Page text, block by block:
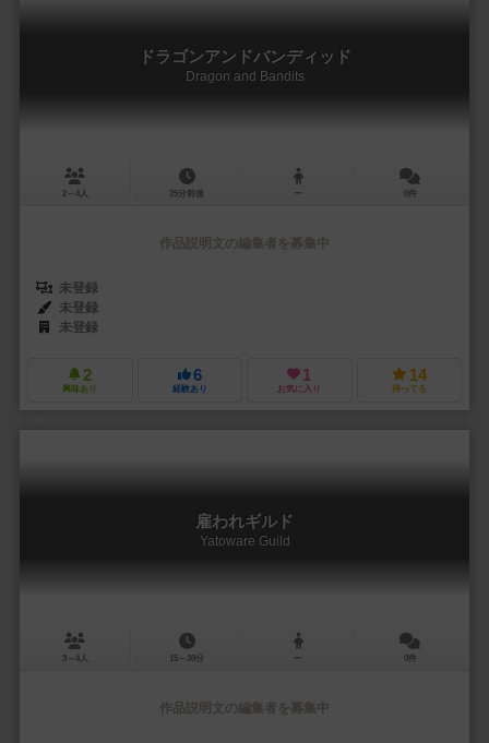
ドラゴンアンドバンディッド
Dragon and Bandits
2～4人 25分前後 ー 0件
作品説明文の編集者を募集中
未登録
未登録
未登録
2
興味あり
6
経験あり
1
お気に入り
14
持ってる
雇われギルド
Yatoware Guild
3～4人 15～30分 ー 0件
作品説明文の編集者を募集中